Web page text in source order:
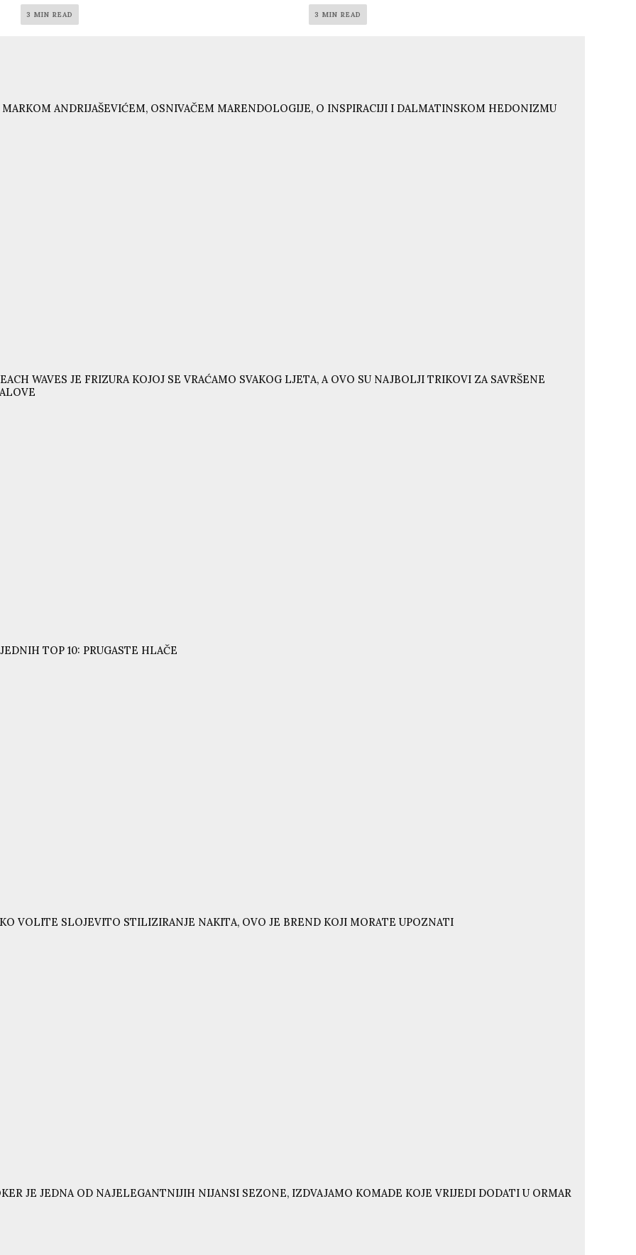
3 MIN READ 3 MIN READ
MARKOM ANDRIJAŠEVIĆEM, OSNIVAČEM MARENDOLOGIJE, O INSPIRACIJI I DALMATINSKOM HEDONIZMU
WAVES JE FRIZURA KOJOJ SE VRAĆAMO SVAKOG LJETA, A OVO SU NAJBOLJI TRIKOVI ZA SAVRŠENE
TOP 10: PRUGASTE HLAČE
VOLITE SLOJEVITO STILIZIRANJE NAKITA, OVO JE BREND KOJI MORATE UPOZNATI
JE JEDNA OD NAJELEGANTNIJIH NIJANSI SEZONE, IZDVAJAMO KOMADE KOJE VRIJEDI DODATI U ORMAR